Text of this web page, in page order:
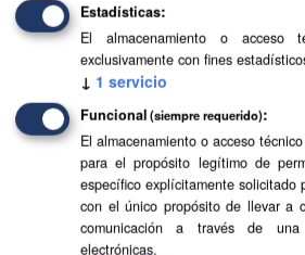
Estadísticas
El almacenamiento o acceso
exclusivamente con fines
↓ 1 servicio
Funcional (siempre requerido)
El almacenamiento o acceso
para el propósito legítimo de
específico explícitamente solicitado
con el único propósito de llevar a
comunicación a través de
electrónicas.